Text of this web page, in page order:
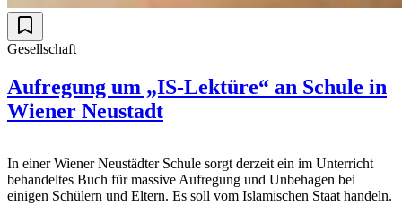
Gesellschaft
Aufregung um „IS-Lektüre“ an Schule in
Wiener Neustadt
In einer Wiener Neustädter Schule sorgt derzeit ein im Unterricht
behandeltes Buch für massive Aufregung und Unbehagen bei
einigen Schülern und Eltern. Es soll vom Islamischen Staat handeln.